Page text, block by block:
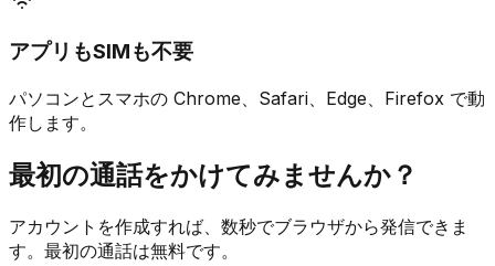
アプリもSIMも不要
パソコンとスマホの Chrome、Safari、Edge、Firefox で動
作します。
最初の通話をかけてみませんか？
アカウントを作成すれば、数秒でブラウザから発信できま
す。最初の通話は無料です。